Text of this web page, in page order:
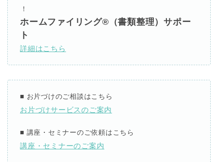
！
ホームファイリング®︎ （書類整理）サポー
ト
詳細はこちら
■ お片づけのご相談はこちら
お片づけサービスのご案内
■ 講座・セミナーのご依頼はこちら
講座・セミナーのご案内